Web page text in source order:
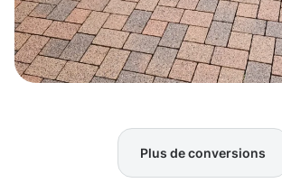
Plus de conversions